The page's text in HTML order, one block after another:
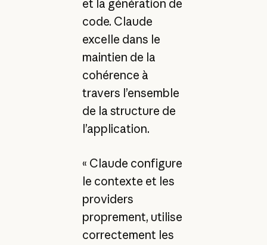
et la génération de
code. Claude
excelle dans le
maintien de la
cohérence à
travers l’ensemble
de la structure de
l’application.
« Claude configure
le contexte et les
providers
proprement, utilise
correctement les